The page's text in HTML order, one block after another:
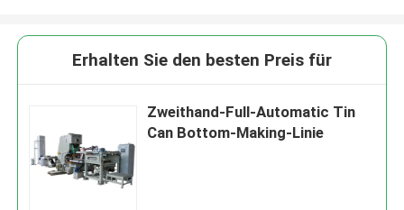
Erhalten Sie den besten Preis für
Zweithand-Full-Automatic Tin
Can Bottom-Making-Linie